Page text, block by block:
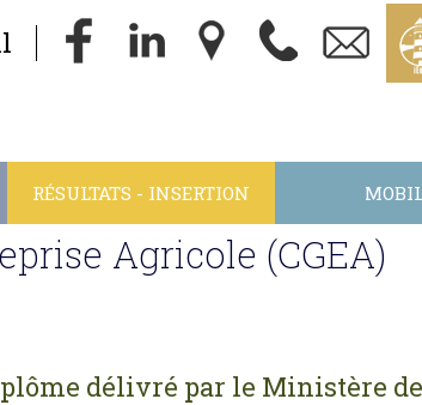
RÉSULTATS - INSERTION
Agricole (CGEA)
délivré par le Ministère de